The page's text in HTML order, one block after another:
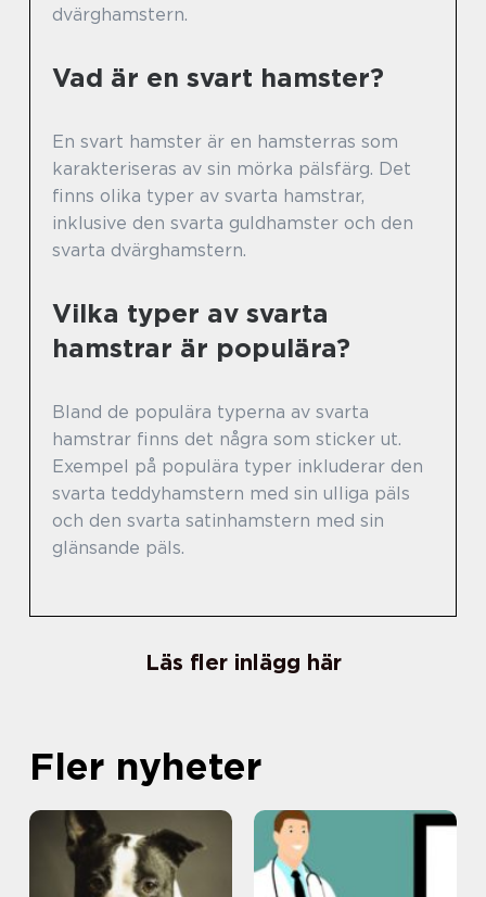
dvärghamstern.
Vad är en svart hamster?
En svart hamster är en hamsterras som
karakteriseras av sin mörka pälsfärg. Det
finns olika typer av svarta hamstrar,
inklusive den svarta guldhamster och den
svarta dvärghamstern.
Vilka typer av svarta
hamstrar är populära?
Bland de populära typerna av svarta
hamstrar finns det några som sticker ut.
Exempel på populära typer inkluderar den
svarta teddyhamstern med sin ulliga päls
och den svarta satinhamstern med sin
glänsande päls.
Läs fler inlägg här
Fler nyheter